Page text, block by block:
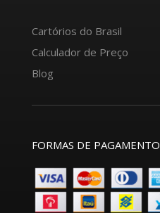
Cartórios do Brasil
Calculador de Preço
Blog
FORMAS DE PAGAMENTO